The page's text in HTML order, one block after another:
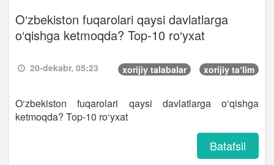
O‘zbekiston fuqarolari qaysi davlatlarga
o‘qishga ketmoqda? Top-10 ro‘yxat
20-dekabr, 05:23 xorijiy talabalar xorijiy taʼlim
O‘zbekiston fuqarolari qaysi davlatlarga o‘qishga
ketmoqda? Top-10 ro‘yxat
Batafsil